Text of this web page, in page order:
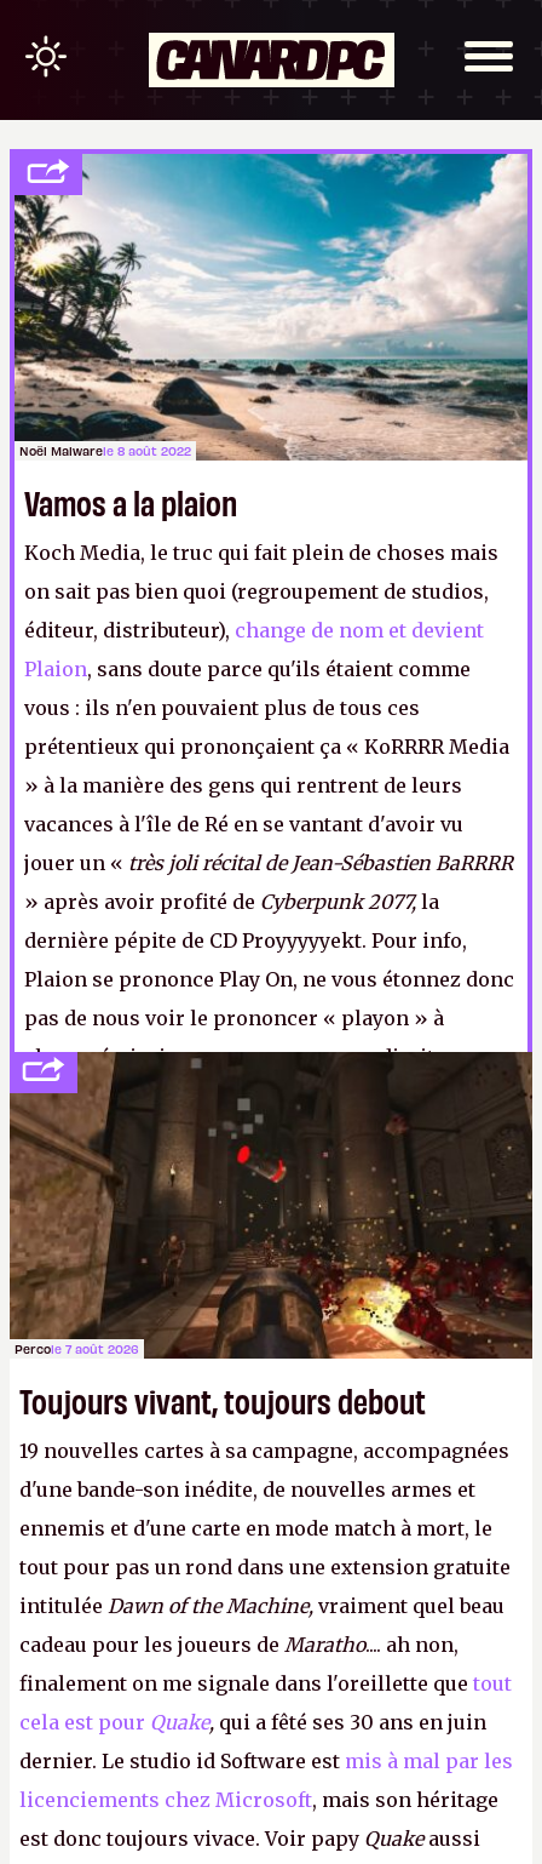
Noël Malwarele 8 août 2022
Vamos a la plaion
Koch Media, le truc qui fait plein de choses mais
on sait pas bien quoi (regroupement de studios,
éditeur, distributeur), change de nom et devient
Plaion, sans doute parce qu'ils étaient comme
vous : ils n'en pouvaient plus de tous ces
prétentieux qui prononçaient ça « KoRRRR Media
» à la manière des gens qui rentrent de leurs
vacances à l'île de Ré en se vantant d'avoir vu
jouer un « très joli récital de Jean-Sébastien BaRRRR
» après avoir profité de Cyberpunk 2077,la
dernière pépite de CD Proyyyyyekt. Pour info,
Plaion se prononce Play On, ne vous étonnez donc
pas de nous voir le prononcer « playon » à
chaque émission, un peu comme on dirait, en
rentrant d'Andorre pour aller au Touquet : «
Vamos à la playon
». N.M.
Percole 7 août 2026
Toujours vivant, toujours debout
19 nouvelles cartes à sa campagne, accompagnées
d'une bande-son inédite, de nouvelles armes et
ennemis et d'une carte en mode match à mort, le
tout pour pas un rond dans une extension gratuite
intitulée Dawn of the Machine, vraiment quel beau
cadeau pour les joueurs de Maratho.... ah non,
finalement on me signale dans l'oreillette que tout
cela est pour Quake, qui a fêté ses 30 ans en juin
dernier. Le studio id Software est mis à mal par les
licenciements chez Microsoft, mais son héritage
est donc toujours vivace. Voir papy Quakeaussi